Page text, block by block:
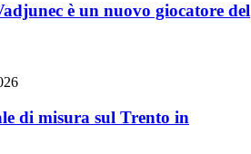
è un nuovo giocatore del
di misura sul Trento in